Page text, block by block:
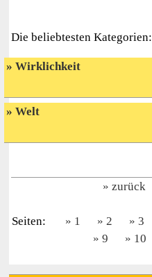
Die beliebtesten Kategorien:
Wirklichkeit
Welt
zurück
Seiten: 1 2 3
9
10